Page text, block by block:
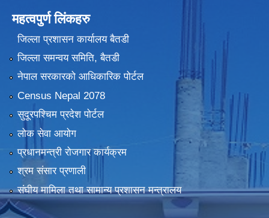
महत्वपुर्ण लिंकहरु
जिल्ला प्रशासन कार्यालय बैतडी
जिल्ला समन्वय समिति, बैतडी
नेपाल सरकारको आधिकारिक पोर्टल
Census Nepal 2078
सुदूरपश्चिम प्रदेश पोर्टल
लोक सेवा आयोग
प्रधानमन्त्री रोजगार कार्यक्रम
श्रम संसार प्रणाली
संघीय मामिला तथा सामान्य प्रशासन मन्त्रालय